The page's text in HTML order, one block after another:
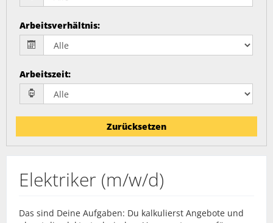
Arbeitsverhältnis:
Arbeitszeit:
Zurücksetzen
Elektriker (m/w/d)
Das sind Deine Aufgaben: Du kalkulierst Angebote und